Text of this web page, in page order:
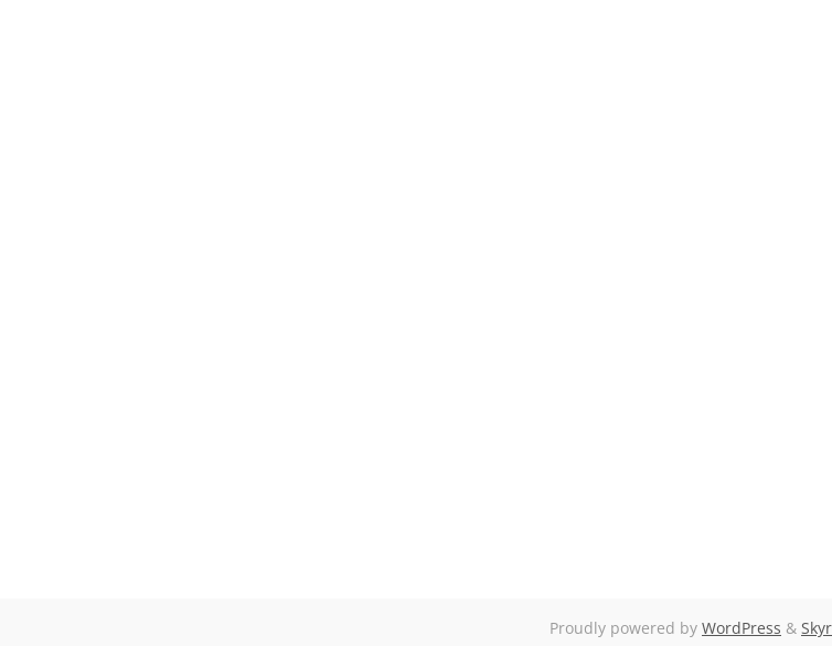
Proudly powered by WordPress &